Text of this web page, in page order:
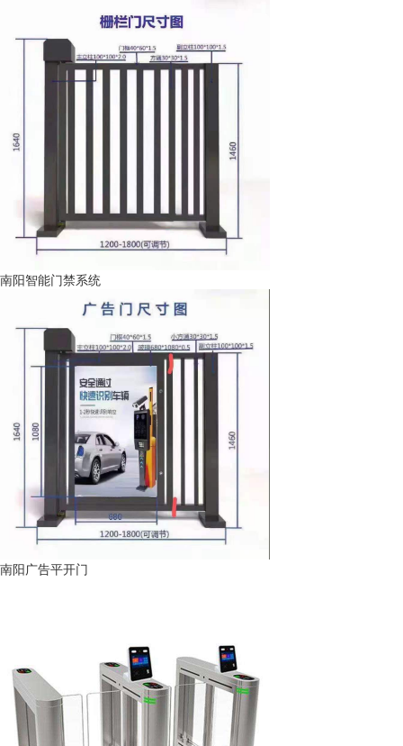
南阳智能门禁系统
南阳广告平开门